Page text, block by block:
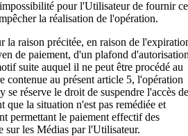
pour l'Utilisateur de fournir
la réalisation de l'opération.
la raison précitée, en raison de
de paiement, d'un plafond
suite auquel il ne peut être procédé au
contenue au présent article 5, l'opération
se réserve le droit de suspendre l'accès de
la situation n'est pas remédiée et
permettant le paiement effectif des
sur les Médias par l'Utilisateur.